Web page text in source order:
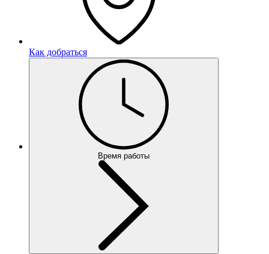
Как добраться
Время работы